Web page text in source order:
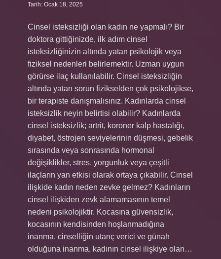
Tarih: Ocak 18, 2025
Cinsel isteksizliği olan kadın ne yapmalı? Bir
doktora gittiğinizde, ilk adım cinsel
isteksizliğinizin altında yatan psikolojik veya
fiziksel nedenleri belirlemektir. Uzman uygun
görürse ilaç kullanılabilir. Cinsel isteksizliğin
altında yatan sorun fizikselden çok psikolojikse,
bir terapiste danışmalısınız. Kadınlarda cinsel
isteksizlik neyin belirtisi olabilir? Kadınlarda
cinsel isteksizlik; artrit, koroner kalp hastalığı,
diyabet, östrojen seviyelerinin düşmesi, gebelik
sırasında veya sonrasında hormonal
değişiklikler, stres, yorgunluk veya çeşitli
ilaçların yan etkisi olarak ortaya çıkabilir. Cinsel
ilişkide kadın neden zevke gelmez? Kadınların
cinsel ilişkiden zevk alamamasının temel
nedeni psikolojiktir. Kocasına güvensizlik,
kocasının kendisinden hoşlanmadığına
inanma, cinselliğin utanç verici ve günah
olduğuna inanma, kadının cinsel ilişkiye olan…